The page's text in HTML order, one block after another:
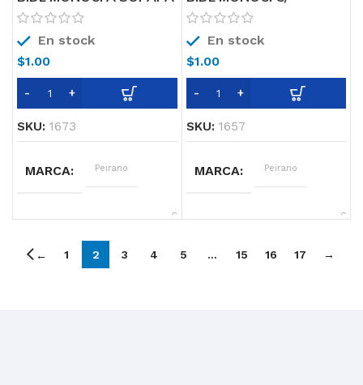
FLUSH CR 305 Peirano
En stock
$1.00
SKU: 1673
MARCA Peirano
CARACTERISTICAS
Cierre
Transferencia)
TRANSF. SORIA 70-152
Peirano
En stock
$1.00
SKU: 1657
MARCA Peirano
CARACTERISTICAS
← 1 2 3 4 5 … 15 16 17 →